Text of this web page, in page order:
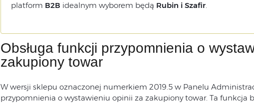
platform B2B idealnym wyborem będą Rubin i Szafir.
Obsługa funkcji przypomnienia o
zakupiony towar
W wersji sklepu oznaczonej numerkiem 2019.5 w Panelu
przypomnienia o wystawieniu opinii za zakupiony towar. Ta funkcja